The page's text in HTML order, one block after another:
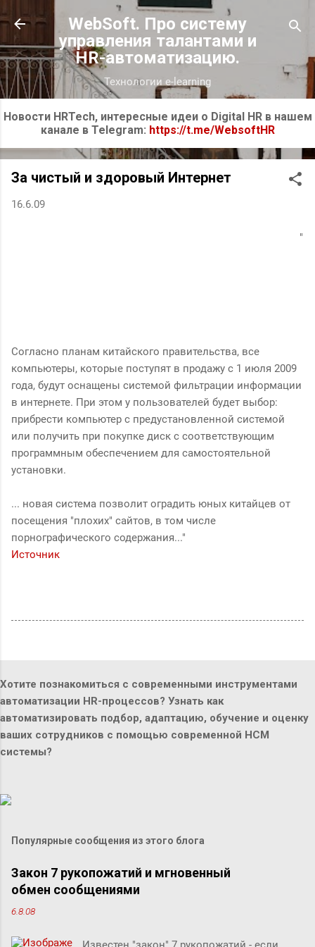
К основному контенту
WebSoft. Про систему
управления талантами и
HR-автоматизацию.
Технологии e-learning
Новости HRTech, интересные идеи о Digital HR в нашем
канале в Telegram: https://t.me/WebsoftHR
За чистый и здоровый Интернет
16.6.09
"
Согласно планам китайского правительства, все
компьютеры, которые поступят в продажу с 1 июля 2009
года, будут оснащены системой фильтрации информации
в интернете. При этом у пользователей будет выбор:
прибрести компьютер с предустановленной системой
или получить при покупке диск с соответствующим
программным обеспечением для самостоятельной
установки.
... новая система позволит оградить юных китайцев от
посещения "плохих" сайтов, в том числе
порнографического содержания..."
Источник
Хотите познакомиться с современными инструментами
автоматизации HR-процессов? Узнать как
автоматизировать подбор, адаптацию, обучение и оценку
ваших сотрудников с помощью современной HCM
системы?
Популярные сообщения из этого блога
Закон 7 рукопожатий и мгновенный
обмен сообщениями
6.8.08